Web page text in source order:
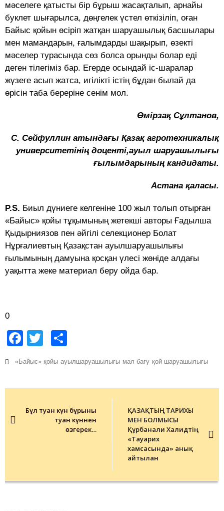
мәселеге қатысты бір бұрыш жасақталып, арнайы
буклет шығарылса, дөңгелек үстел өткізіліп, оған
Байыс қойын өсіріп жатқан шаруашылық басшылары
мен мамандарын, ғалымдарды шақырып, өзекті
мәселер турасында сөз болса орынды болар еді
деген тілегіміз бар. Егерде осындай іс-шаралар
жүзеге асып жатса, игілікті істің бұдан былай да
өрісін таба береріне сенім мол.
Өмірзақ Сұлтанов,
С. Сейфуллин атындағы Қазақ агротехникалық
университетінің доценті,ауыл шаруашылығы
ғылымдарының кандидаты.
Астана қаласы.
P.S. Биыл дүниеге келгеніне 100 жыл толып отырған
«Байыс» қойы тұқымының жетекші авторы Ғадылша
Қыдырниязов пен әйгілі селекционер Болат
Нұрғалиевтың Қазақстан ауылшаруашылығы
ғылымының дамуына қосқан үлесі жөніде алдағы
уақытта жеке материал беру ойда бар.
0
Facebook
Twitter
«Байыс» қойы ауылшаруашылығы мал бағу қой шаруашылығы
navigation
Бұл туған күн бұрынғы
туған күннен
өзгерек…
ҚАЗАҚТЫҢ ТАРИХЫ
МЕН БОЛМЫСЫ
Құрбанғали Халидтің
«Тауарих
хамсасында» анық
айтылған